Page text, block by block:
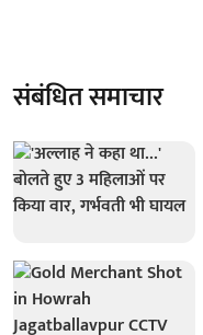
संबंधित समाचार